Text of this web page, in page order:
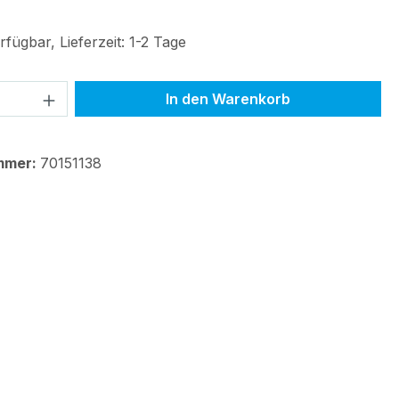
Lieferzeit: 1-2 Tage
Anzahl: Gib den gewünschten Wert
In den Warenkorb
70151138